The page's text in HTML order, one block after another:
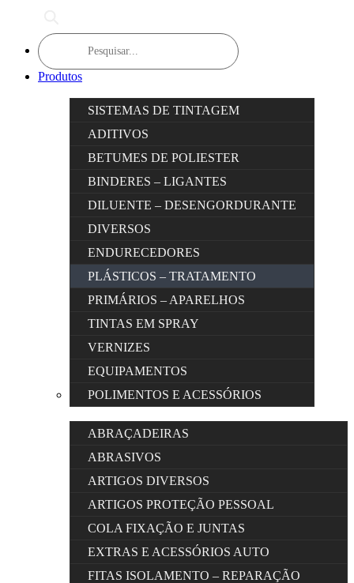
Products
search
Produtos
SISTEMAS DE TINTAGEM
ADITIVOS
BETUMES DE POLIESTER
BINDERES – LIGANTES
DILUENTE – DESENGORDURANTE
DIVERSOS
ENDURECEDORES
PLÁSTICOS – TRATAMENTO
PRIMÁRIOS – APARELHOS
TINTAS EM SPRAY
VERNIZES
EQUIPAMENTOS
POLIMENTOS E ACESSÓRIOS
ABRAÇADEIRAS
ABRASIVOS
ARTIGOS DIVERSOS
ARTIGOS PROTEÇÃO PESSOAL
COLA FIXAÇÃO E JUNTAS
EXTRAS E ACESSÓRIOS AUTO
FITAS ISOLAMENTO – REPARAÇÃO